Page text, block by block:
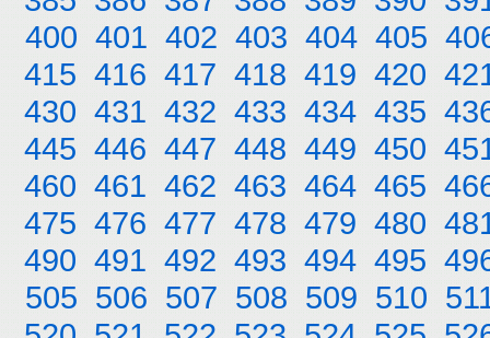
400 401 402 403 404 405
415 416 417 418 419 420
430 431 432 433 434 435
445 446 447 448 449 450
460 461 462 463 464 465
475 476 477 478 479 480
490 491 492 493 494 495
505 506 507 508 509 510